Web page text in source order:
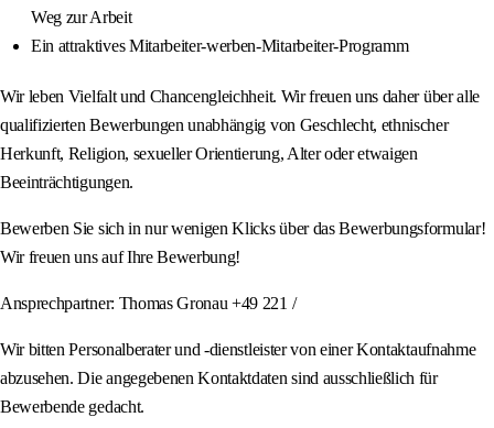
Weg zur Arbeit
Ein attraktives Mitarbeiter-werben-Mitarbeiter-Programm
Wir leben Vielfalt und Chancengleichheit. Wir freuen uns daher über alle
qualifizierten Bewerbungen unabhängig von Geschlecht, ethnischer
Herkunft, Religion, sexueller Orientierung, Alter oder etwaigen
Beeinträchtigungen.
Bewerben Sie sich in nur wenigen Klicks über das Bewerbungsformular!
Wir freuen uns auf Ihre Bewerbung!
Ansprechpartner: Thomas Gronau +49 221 /
Wir bitten Personalberater und -dienstleister von einer Kontaktaufnahme
abzusehen. Die angegebenen Kontaktdaten sind ausschließlich für
Bewerbende gedacht.